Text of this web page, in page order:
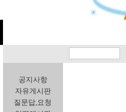
공지사항
자유게시판
질문답,요청